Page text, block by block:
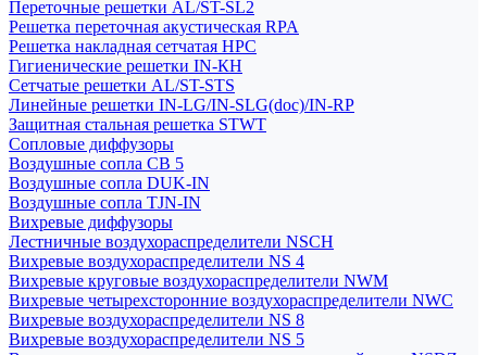
Переточные решетки AL/ST-SL2
Решетка переточная акустическая RPA
Решетка накладная сетчатая НРС
Гигиенические решетки IN-КН
Сетчатые решетки AL/ST-STS
Линейные решетки IN-LG/IN-SLG(doc)/IN-RP
Защитная стальная решетка STWT
Сопловые диффузоры
Воздушные сопла СВ 5
Воздушные сопла DUK-IN
Воздушные сопла TJN-IN
Вихревые диффузоры
Лестничные воздухораспределители NSCH
Вихревые воздухораспределители NS 4
Вихревые круговые воздухораспределители NWM
Вихревые четырехсторонние воздухораспределители NWC
Вихревые воздухораспределители NS 8
Вихревые воздухораспределители NS 5